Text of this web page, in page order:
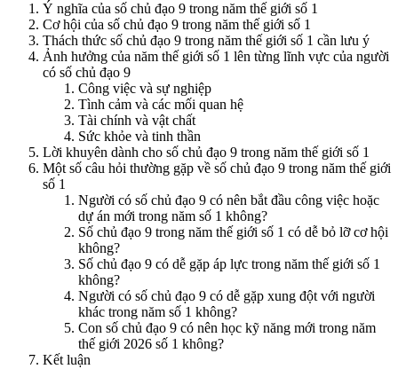
Ý nghĩa của số chủ đạo 9 trong năm thế giới số 1
Cơ hội của số chủ đạo 9 trong năm thế giới số 1
Thách thức số chủ đạo 9 trong năm thế giới số 1 cần lưu ý
Ảnh hưởng của năm thế giới số 1 lên từng lĩnh vực của người
có số chủ đạo 9
Công việc và sự nghiệp
Tình cảm và các mối quan hệ
Tài chính và vật chất
Sức khỏe và tinh thần
Lời khuyên dành cho số chủ đạo 9 trong năm thế giới số 1
Một số câu hỏi thường gặp về số chủ đạo 9 trong năm thế giới
số 1
Người có số chủ đạo 9 có nên bắt đầu công việc hoặc
dự án mới trong năm số 1 không?
Số chủ đạo 9 trong năm thế giới số 1 có dễ bỏ lỡ cơ hội
không?
Số chủ đạo 9 có dễ gặp áp lực trong năm thế giới số 1
không?
Người có số chủ đạo 9 có dễ gặp xung đột với người
khác trong năm số 1 không?
Con số chủ đạo 9 có nên học kỹ năng mới trong năm
thế giới 2026 số 1 không?
Kết luận